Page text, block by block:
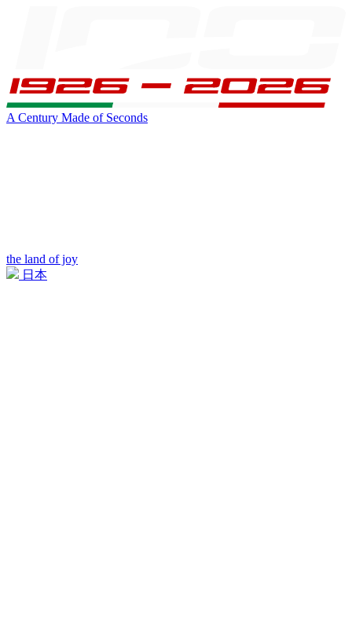
A Century Made of Seconds
the land of joy
日本